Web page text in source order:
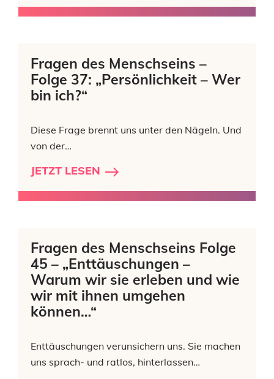
Fragen des Menschseins –
Folge 37: „Persönlichkeit – Wer
bin ich?“
Diese Frage brennt uns unter den Nägeln. Und
von der…
JETZT LESEN
Fragen des Menschseins Folge
45 – „Enttäuschungen –
Warum wir sie erleben und wie
wir mit ihnen umgehen
können…“
Enttäuschungen verunsichern uns. Sie machen
uns sprach- und ratlos, hinterlassen…